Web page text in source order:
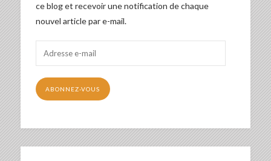
ce blog et recevoir une notification de chaque
nouvel article par e-mail.
mail
ABONNEZ-VOUS